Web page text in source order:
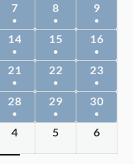
7
●
8
●
9
●
14
●
15
●
16
●
21
●
22
●
23
●
28
●
29
●
30
●
4 5 6